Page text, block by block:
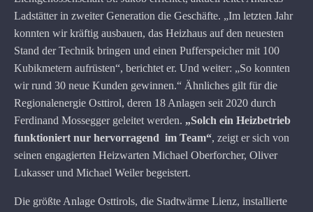
Ladstätter in zweiter Generation die Geschäfte. „Im letzten Jahr
konnten wir kräftig ausbauen, das Heizhaus auf den neuesten
Stand der Technik bringen und einen Pufferspeicher mit 100
Kubikmetern aufrüsten“, berichtet er. Und weiter: „So konnten
wir rund 30 neue Kunden gewinnen.“ Ähnliches gilt für die
Regionalenergie Osttirol, deren 18 Anlagen seit 2020 durch
Ferdinand Mossegger geleitet werden. „Solch ein Heizbetrieb
funktioniert nur hervorragend im Team“, zeigt er sich von
seinen engagierten Heizwarten Michael Oberforcher, Oliver
Lukasser und Michael Weiler begeistert.
Die größte Anlage Osttirols, die Stadtwärme Lienz, installierte